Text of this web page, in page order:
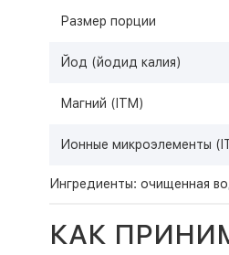
Размер порции
Йод (йодид калия)
Магний (ITM)
Ионные микроэлементы
Ингредиенты: очищенная
КАК